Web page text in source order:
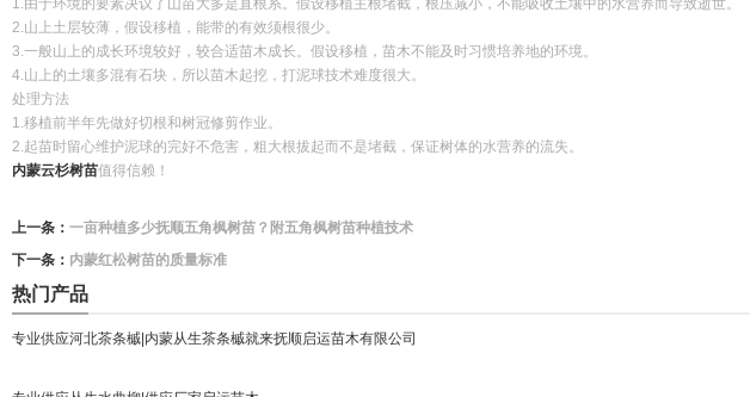
1.由于环境的要素决议了山苗大多是直根系。假设移植主根堵截，根压减小，不能吸收土壤中的水营养而导致逝世。
2.山上土层较薄，假设移植，能带的有效须根很少。
3.一般山上的成长环境较好，较合适苗木成长。假设移植，苗木不能及时习惯培养地的环境。
4.山上的土壤多混有石块，所以苗木起挖，打泥球技术难度很大。
处理方法
1.移植前半年先做好切根和树冠修剪作业。
2.起苗时留心维护泥球的完好不危害，粗大根拔起而不是堵截，保证树体的水营养的流失。
内蒙云杉树苗值得信赖！
上一条： 一亩种植多少抚顺五角枫树苗？附五角枫树苗种植技术
下一条： 内蒙红松树苗的质量标准
热门产品
专业供应河北茶条槭|内蒙从生茶条槭就来抚顺启运苗木有限公司